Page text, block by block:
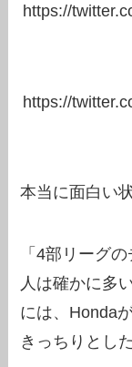
https://
https://
本当に面白い
「4部リーグ
人は確かに多
には、Honda
きっちりとし